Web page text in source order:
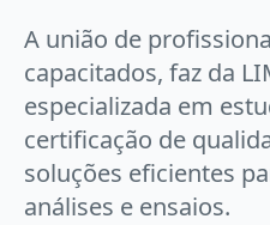
A união de
capacitados, faz da
especializada em
certificação de
soluções eficientes
análises e ensaios.